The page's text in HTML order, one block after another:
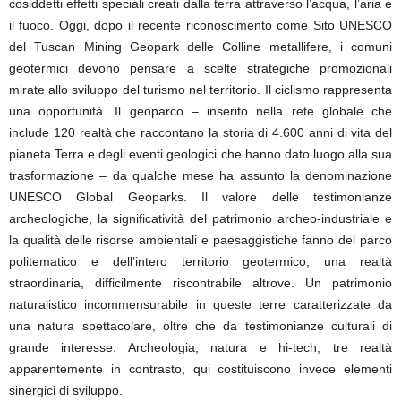
cosiddetti effetti speciali creati dalla terra attraverso l’acqua, l’aria e
il fuoco. Oggi, dopo il recente riconoscimento come Sito UNESCO
del Tuscan Mining Geopark delle Colline metallifere, i comuni
geotermici devono pensare a scelte strategiche promozionali
mirate allo sviluppo del turismo nel territorio. Il ciclismo rappresenta
una opportunità. Il geoparco – inserito nella rete globale che
include 120 realtà che raccontano la storia di 4.600 anni di vita del
pianeta Terra e degli eventi geologici che hanno dato luogo alla sua
trasformazione – da qualche mese ha assunto la denominazione
UNESCO Global Geoparks. Il valore delle testimonianze
archeologiche, la significatività del patrimonio archeo-industriale e
la qualità delle risorse ambientali e paesaggistiche fanno del parco
politematico e dell’intero territorio geotermico, una realtà
straordinaria, difficilmente riscontrabile altrove. Un patrimonio
naturalistico incommensurabile in queste terre caratterizzate da
una natura spettacolare, oltre che da testimonianze culturali di
grande interesse. Archeologia, natura e hi-tech, tre realtà
apparentemente in contrasto, qui costituiscono invece elementi
sinergici di sviluppo.